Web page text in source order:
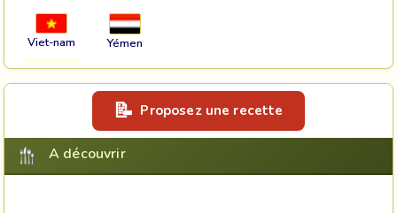
Viet-nam Yémen
Proposez une recette
A découvrir